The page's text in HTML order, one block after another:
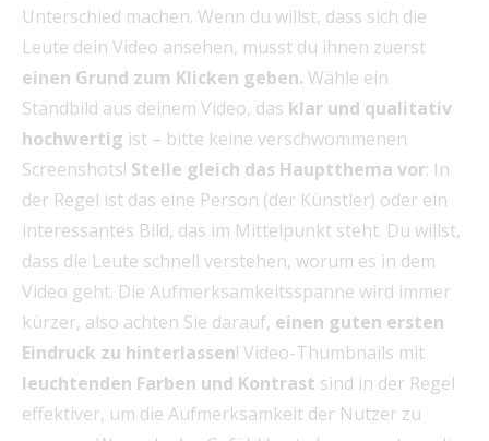
Unterschied machen. Wenn du willst, dass sich die
Leute dein Video ansehen, musst du ihnen zuerst
einen Grund zum Klicken geben. Wähle ein
Standbild aus deinem Video, das klar und qualitativ
hochwertig ist – bitte keine verschwommenen
Screenshots! Stelle gleich das Hauptthema vor: In
der Regel ist das eine Person (der Künstler) oder ein
interessantes Bild, das im Mittelpunkt steht. Du willst,
dass die Leute schnell verstehen, worum es in dem
Video geht. Die Aufmerksamkeitsspanne wird immer
kürzer, also achten Sie darauf, einen guten ersten
Eindruck zu hinterlassen! Video-Thumbnails mit
leuchtenden Farben und Kontrast sind in der Regel
effektiver, um die Aufmerksamkeit der Nutzer zu